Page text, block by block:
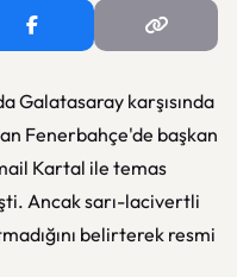
Galatasaray karşısında
Fenerbahçe'de başkan
Kartal ile temas
Ancak sarı-lacivertli
belirterek resmi